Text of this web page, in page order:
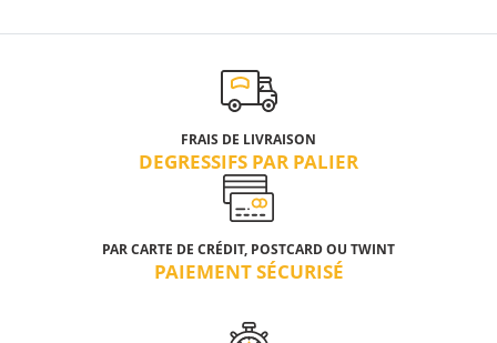
FRAIS DE LIVRAISON
DEGRESSIFS PAR PALIER
PAR CARTE DE CRÉDIT, POSTCARD OU TWINT
PAIEMENT SÉCURISÉ